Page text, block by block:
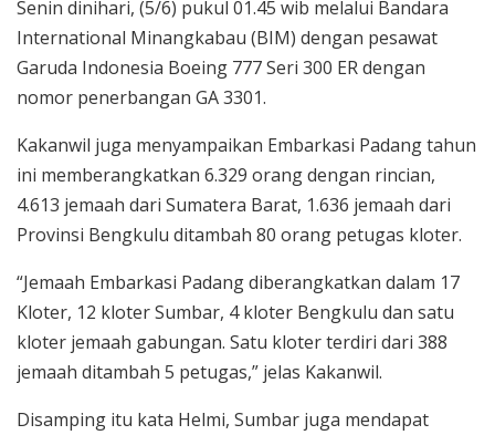
Senin dinihari, (5/6) pukul 01.45 wib melalui Bandara
International Minangkabau (BIM) dengan pesawat
Garuda Indonesia Boeing 777 Seri 300 ER dengan
nomor penerbangan GA 3301.
Kakanwil juga menyampaikan Embarkasi Padang tahun
ini memberangkatkan 6.329 orang dengan rincian,
4.613 jemaah dari Sumatera Barat, 1.636 jemaah dari
Provinsi Bengkulu ditambah 80 orang petugas kloter.
“Jemaah Embarkasi Padang diberangkatkan dalam 17
Kloter, 12 kloter Sumbar, 4 kloter Bengkulu dan satu
kloter jemaah gabungan. Satu kloter terdiri dari 388
jemaah ditambah 5 petugas,” jelas Kakanwil.
Disamping itu kata Helmi, Sumbar juga mendapat